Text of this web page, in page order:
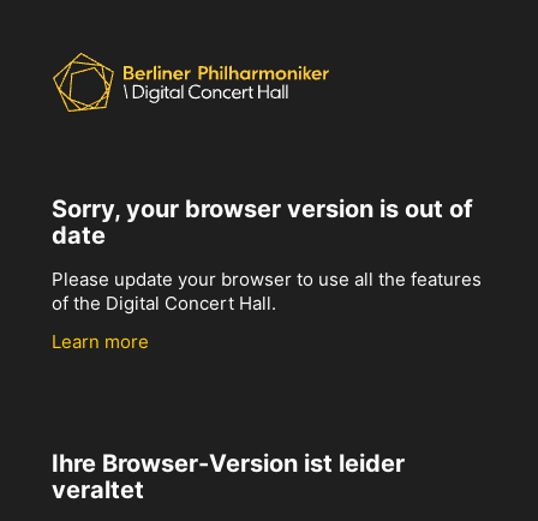
Sorry, your browser version is out of
date
Please update your browser to use all the features
of the Digital Concert Hall.
Learn more
Ihre Browser-Version ist leider
veraltet